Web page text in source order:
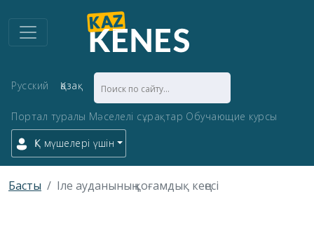
Русский Қазақ
Портал туралы Мәселелі сұрақтар Обучающие курсы
ҚК мүшелері үшін
Басты Іле ауданының қоғамдық кеңесі